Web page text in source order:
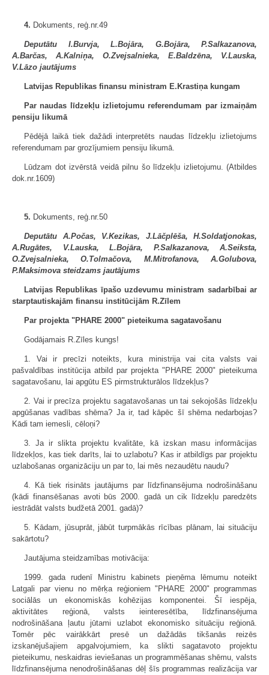
4. Dokuments, reģ.nr.49
Deputātu I.Burvja, L.Bojāra, G.Bojāra, P.Salkazanova,
A.Barčas, A.Kalniņa, O.Zvejsalnieka, E.Baldzēna, V.Lauska,
V.Lāzo jautājums
Latvijas Republikas finansu ministram E.Krastiņa kungam
Par naudas līdzekļu izlietojumu referendumam par izmaiņām
pensiju likumā
Pēdējā laikā tiek dažādi interpretēts naudas līdzekļu izlietojums
referendumam par grozījumiem pensiju likumā.
Lūdzam dot izvērstā veidā pilnu šo līdzekļu izlietojumu. (Atbildes
dok.nr.1609)
5. Dokuments, reģ.nr.50
Deputātu A.Počas, V.Kezikas, J.Lāčplēša, H.Soldatjonokas,
A.Rugātes, V.Lauska, L.Bojāra, P.Salkazanova, A.Seiksta,
O.Zvejsalnieka, O.Tolmačova, M.Mitrofanova, A.Golubova,
P.Maksimova steidzams jautājums
Latvijas Republikas īpašo uzdevumu ministram sadarbībai ar
starptautiskajām finansu institūcijām R.Zīlem
Par projekta "PHARE 2000" pieteikuma sagatavošanu
Godājamais R.Zīles kungs!
1. Vai ir precīzi noteikts, kura ministrija vai cita valsts vai
pašvaldības institūcija atbild par projekta "PHARE 2000" pieteikuma
sagatavošanu, lai apgūtu ES pirmstrukturālos līdzekļus?
2. Vai ir precīza projektu sagatavošanas un tai sekojošās līdzekļu
apgūšanas vadības shēma? Ja ir, tad kāpēc šī shēma nedarbojas?
Kādi tam iemesli, cēloņi?
3. Ja ir slikta projektu kvalitāte, kā izskan masu informācijas
līdzekļos, kas tiek darīts, lai to uzlabotu? Kas ir atbildīgs par projektu
uzlabošanas organizāciju un par to, lai mēs nezaudētu naudu?
4. Kā tiek risināts jautājums par līdzfinansējuma nodrošināšanu
(kādi finansēšanas avoti būs 2000. gadā un cik līdzekļu paredzēts
iestrādāt valsts budžetā 2001. gadā)?
5. Kādam, jūsuprāt, jābūt turpmākās rīcības plānam, lai situāciju
sakārtotu?
Jautājuma steidzamības motivācija:
1999. gada rudenī Ministru kabinets pieņēma lēmumu noteikt
Latgali par vienu no mērķa reģioniem "PHARE 2000" programmas
sociālās un ekonomiskās kohēzijas komponentei. Šī iespēja,
aktivitātes reģionā, valsts ieinteresētība, līdzfinansējuma
nodrošināšana ļautu jūtami uzlabot ekonomisko situāciju reģionā.
Tomēr pēc vairākkārt presē un dažādās tikšanās reizēs
izskanējušajiem apgalvojumiem, ka slikti sagatavoto projektu
pieteikumu, neskaidras ieviešanas un programmēšanas shēmu, valsts
līdzfinansējuma nenodrošināšanas dēļ šīs programmas realizācija var